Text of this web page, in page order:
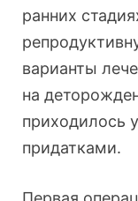
ранних
варианты
на
приходилось
придатками.